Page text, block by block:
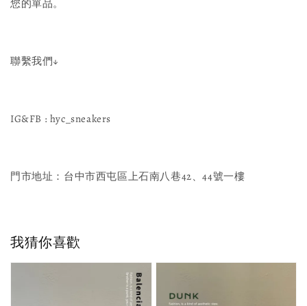
您的單品。
聯繫我們↓
IG&FB : hyc_sneakers
門市地址：台中市西屯區上石南八巷42、44號一樓
我猜你喜歡